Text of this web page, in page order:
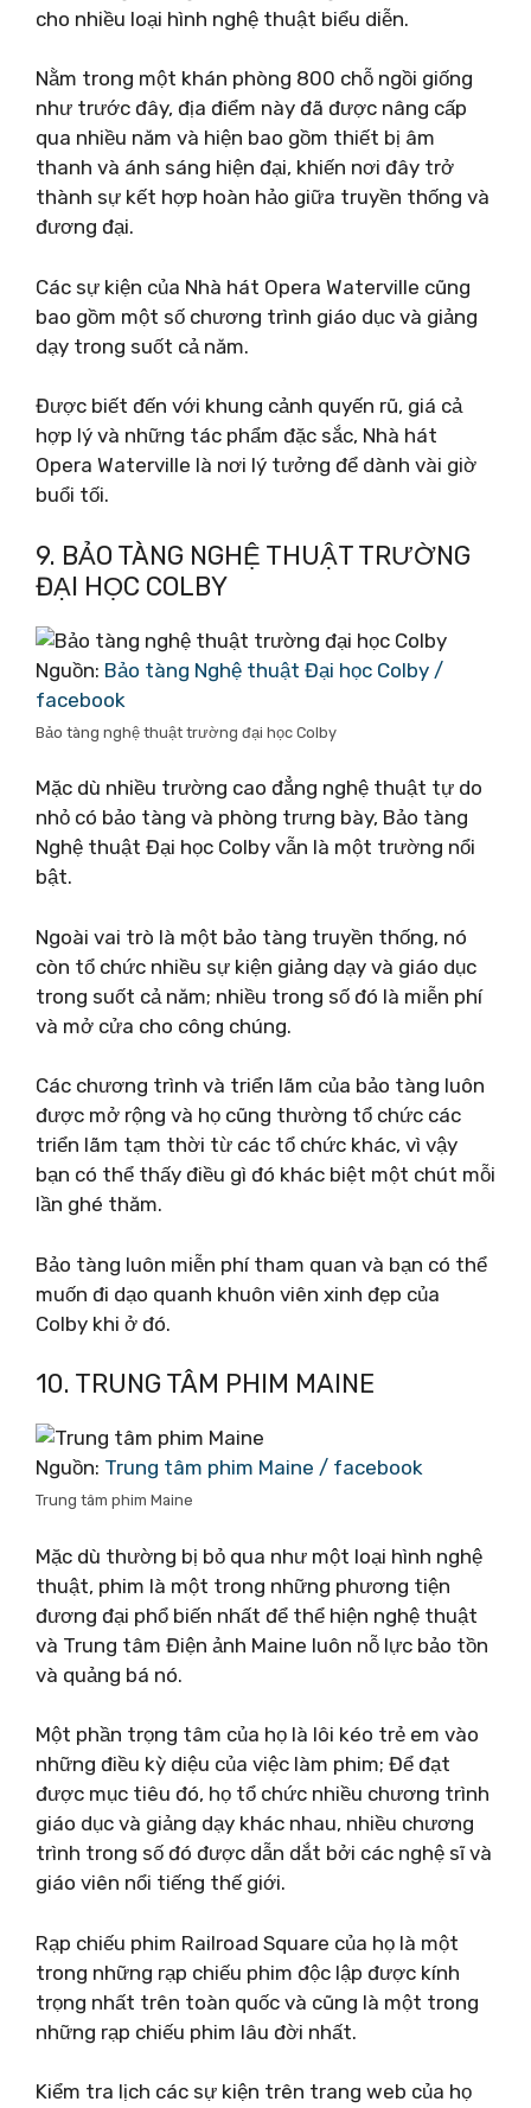
cho nhiều loại hình nghệ thuật biểu diễn.
Nằm trong một khán phòng 800 chỗ ngồi giống
như trước đây, địa điểm này đã được nâng cấp
qua nhiều năm và hiện bao gồm thiết bị âm
thanh và ánh sáng hiện đại, khiến nơi đây trở
thành sự kết hợp hoàn hảo giữa truyền thống và
đương đại.
Các sự kiện của Nhà hát Opera Waterville cũng
bao gồm một số chương trình giáo dục và giảng
dạy trong suốt cả năm.
Được biết đến với khung cảnh quyến rũ, giá cả
hợp lý và những tác phẩm đặc sắc, Nhà hát
Opera Waterville là nơi lý tưởng để dành vài giờ
buổi tối.
9. BẢO TÀNG NGHỆ THUẬT TRƯỜNG
ĐẠI HỌC COLBY
Nguồn: Bảo tàng Nghệ thuật Đại học Colby /
facebook
Bảo tàng nghệ thuật trường đại học Colby
Mặc dù nhiều trường cao đẳng nghệ thuật tự do
nhỏ có bảo tàng và phòng trưng bày, Bảo tàng
Nghệ thuật Đại học Colby vẫn là một trường nổi
bật.
Ngoài vai trò là một bảo tàng truyền thống, nó
còn tổ chức nhiều sự kiện giảng dạy và giáo dục
trong suốt cả năm; nhiều trong số đó là miễn phí
và mở cửa cho công chúng.
Các chương trình và triển lãm của bảo tàng luôn
được mở rộng và họ cũng thường tổ chức các
triển lãm tạm thời từ các tổ chức khác, vì vậy
bạn có thể thấy điều gì đó khác biệt một chút mỗi
lần ghé thăm.
Bảo tàng luôn miễn phí tham quan và bạn có thể
muốn đi dạo quanh khuôn viên xinh đẹp của
Colby khi ở đó.
10. TRUNG TÂM PHIM MAINE
Nguồn: Trung tâm phim Maine / facebook
Trung tâm phim Maine
Mặc dù thường bị bỏ qua như một loại hình nghệ
thuật, phim là một trong những phương tiện
đương đại phổ biến nhất để thể hiện nghệ thuật
và Trung tâm Điện ảnh Maine luôn nỗ lực bảo tồn
và quảng bá nó.
Một phần trọng tâm của họ là lôi kéo trẻ em vào
những điều kỳ diệu của việc làm phim; Để đạt
được mục tiêu đó, họ tổ chức nhiều chương trình
giáo dục và giảng dạy khác nhau, nhiều chương
trình trong số đó được dẫn dắt bởi các nghệ sĩ và
giáo viên nổi tiếng thế giới.
Rạp chiếu phim Railroad Square của họ là một
trong những rạp chiếu phim độc lập được kính
trọng nhất trên toàn quốc và cũng là một trong
những rạp chiếu phim lâu đời nhất.
Kiểm tra lịch các sự kiện trên trang web của họ